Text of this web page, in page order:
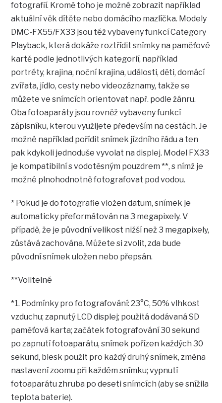
fotografií. Kromě toho je možné zobrazit například
aktuální věk dítěte nebo domácího mazlíčka. Modely
DMC-FX55/FX33 jsou též vybaveny funkcí Category
Playback, která dokáže roztřídit snímky na paměťové
kartě podle jednotlivých kategorií, například
portréty, krajina, noční krajina, události, děti, domácí
zvířata, jídlo, cesty nebo videozáznamy, takže se
můžete ve snímcích orientovat např. podle žánru.
Oba fotoaparáty jsou rovněž vybaveny funkcí
zápisníku, kterou využijete především na cestách. Je
možné například pořídit snímek jízdního řádu a ten
pak kdykoli jednoduše vyvolat na displej. Model FX33
je kompatibilní s vodotěsným pouzdrem **, s nímž je
možné plnohodnotně fotografovat pod vodou.
* Pokud je do fotografie vložen datum, snímek je
automaticky přeformátován na 3 megapixely. V
případě, že je původní velikost nižší než 3 megapixely,
zůstává zachována. Můžete si zvolit, zda bude
původní snímek uložen nebo přepsán.
**Volitelné
*1. Podmínky pro fotografování: 23°C, 50% vlhkost
vzduchu; zapnutý LCD displej; použitá dodávaná SD
paměťová karta; začátek fotografování 30 sekund
po zapnutí fotoaparátu, snímek pořízen každých 30
sekund, blesk použit pro každý druhý snímek, změna
nastavení zoomu při každém snímku; vypnutí
fotoaparátu zhruba po deseti snímcích (aby se snížila
teplota baterie).